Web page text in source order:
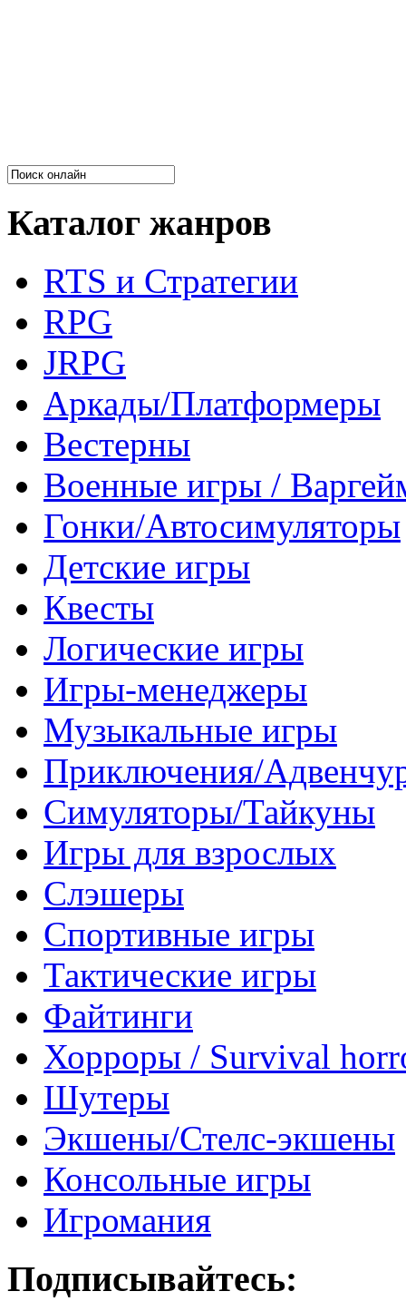
Каталог жанров
RTS и Стратегии
RPG
JRPG
Аркады/Платформеры
Вестерны
Военные игры /
Гонки/Автосимуляторы
Детские игры
Квесты
Логические игры
Игры-менеджеры
Музыкальные игры
Приключения/
Симуляторы/Тайкуны
Игры для взрослых
Слэшеры
Спортивные игры
Тактические игры
Файтинги
Хорроры / Survival
Шутеры
Экшены/Стелс-экшены
Консольные игры
Игромания
Подписывайтесь: